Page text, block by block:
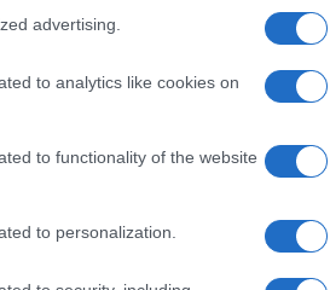
advertising.
to analytics like cookies on
to functionality of the website
to personalization.
του Κώστα
του Κάρμο